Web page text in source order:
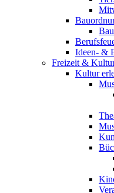
Ideen- &
Freizeit &
Kultur